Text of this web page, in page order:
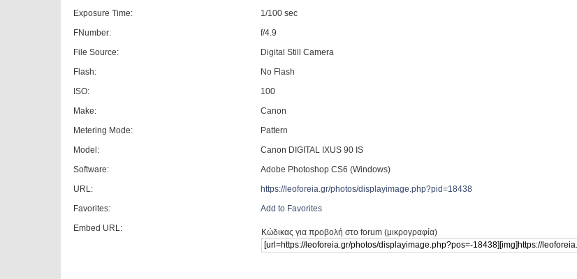
Exposure Time:
1/100 sec
FNumber:
f/4.9
File Source:
Digital Still Camera
Flash:
No Flash
ISO:
100
Make:
Canon
Metering Mode:
Pattern
Model:
Canon DIGITAL IXUS 90 IS
Software:
Adobe Photoshop CS6 (Windows)
URL:
https://leoforeia.gr/photos/displayimage.php?pid=18438
Favorites:
Add to Favorites
Embed URL:
Κώδικας για προβολή στο forum (μικρογραφία)